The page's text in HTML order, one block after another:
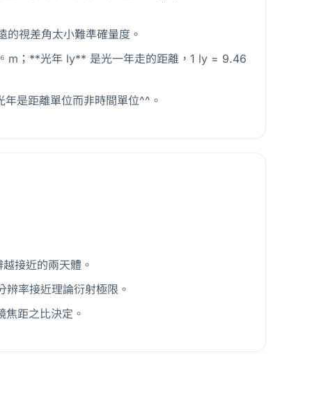
視差角太小難準確量度。
；**光年 ly** 是光一年走的距離，1 ly = 9.46
是距離單位而非時間單位^^。
接近的兩天體。
率接近理論衍射極限。
距之比決定。